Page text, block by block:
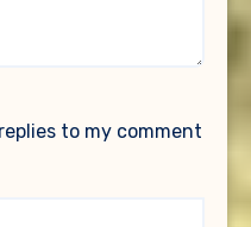
to my comment